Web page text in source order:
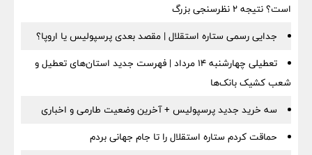
است؟ نتیجه ۲ نظرسنجی بزرگ
جدایی رسمی ستاره استقلال | مقصد بعدی پرسپولیس یا اروپا؟
تعطیلی چهارشنبه ۱۴ مرداد | فهرست جدید استان‌های تعطیل و
شعب کشیک بانک‌ها
سه خرید جدید پرسپولیس + آخرین وضعیت طارمی و اخباری
حماقت کردم ستاره استقلال را تا جام جهانی بردم